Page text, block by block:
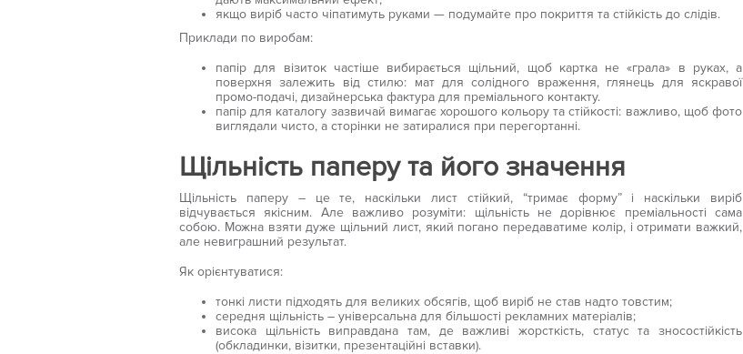
якщо виріб часто чіпатимуть руками — подумайте про покриття та стійкість до слідів.
Приклади по виробам:
папір для візиток частіше вибирається щільний, щоб картка не «грала» в руках, а
поверхня залежить від стилю: мат для солідного враження, глянець для яскравої
промо-подачі, дизайнерська фактура для преміального контакту.
папір для каталогу зазвичай вимагає хорошого кольору та стійкості: важливо, щоб фото
виглядали чисто, а сторінки не затиралися при перегортанні.
Щільність паперу та його значення
Щільність паперу – це те, наскільки лист стійкий, “тримає форму” і наскільки виріб
відчувається якісним. Але важливо розуміти: щільність не дорівнює преміальності сама
собою. Можна взяти дуже щільний лист, який погано передаватиме колір, і отримати важкий,
але невиграшний результат.
Як орієнтуватися:
тонкі листи підходять для великих обсягів, щоб виріб не став надто товстим;
середня щільність – універсальна для більшості рекламних матеріалів;
висока щільність виправдана там, де важливі жорсткість, статус та зносостійкість
(обкладинки, візитки, презентаційні вставки).